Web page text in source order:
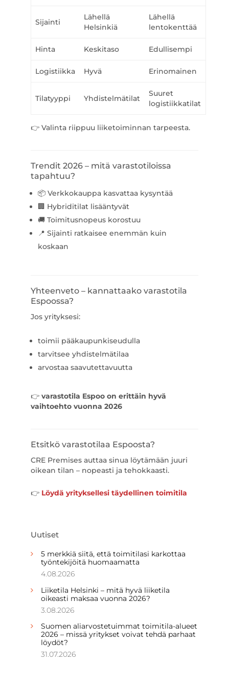
Sijainti
Lähellä
Helsinkiä
Lähellä
lentokenttää
Hinta Keskitaso Edullisempi
Logistiikka Hyvä Erinomainen
Tilatyyppi Yhdistelmätilat
Suuret
logistiikkatilat
👉 Valinta riippuu liiketoiminnan tarpeesta.
Trendit 2026 – mitä varastotiloissa
tapahtuu?
📦 Verkkokauppa kasvattaa kysyntää
🏢 Hybriditilat lisääntyvät
🚚 Toimitusnopeus korostuu
📍 Sijainti ratkaisee enemmän kuin
koskaan
Yhteenveto – kannattaako varastotila
Espoossa?
Jos yrityksesi:
toimii pääkaupunkiseudulla
tarvitsee yhdistelmätilaa
arvostaa saavutettavuutta
👉 varastotila Espoo on erittäin hyvä
vaihtoehto vuonna 2026
Etsitkö varastotilaa Espoosta?
CRE Premises auttaa sinua löytämään juuri
oikean tilan – nopeasti ja tehokkaasti.
👉 Löydä yrityksellesi täydellinen toimitila
Uutiset
5 merkkiä siitä, että toimitilasi karkottaa
työntekijöitä huomaamatta
4.08.2026
Liiketila Helsinki – mitä hyvä liiketila
oikeasti maksaa vuonna 2026?
3.08.2026
Suomen aliarvostetuimmat toimitila-alueet
2026 – missä yritykset voivat tehdä parhaat
löydöt?
31.07.2026